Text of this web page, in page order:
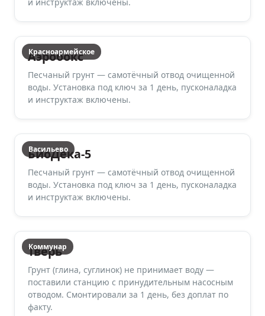
Красноармейское
Аэробокс
Песчаный грунт — самотёчный отвод очищенной
воды. Установка под ключ за 1 день, пусконаладка
и инструктаж включены.
Васильево
БиоДека-5
Песчаный грунт — самотёчный отвод очищенной
воды. Установка под ключ за 1 день, пусконаладка
и инструктаж включены.
Коммунар
Тверь
Грунт (глина, суглинок) не принимает воду —
поставили станцию с принудительным насосным
отводом. Смонтировали за 1 день, без доплат по
факту.